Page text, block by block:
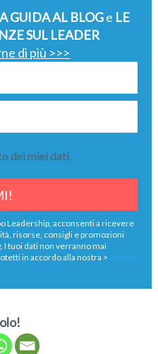
GUIDA AL BLOGe LE
SUL LEADER
di più >>>
dei miei dati.
Leadership, acconsenti a ricevere
risorse, consigli e promozioni
I tuoi dati non verranno mai
in accordo alla nostra > Privacy